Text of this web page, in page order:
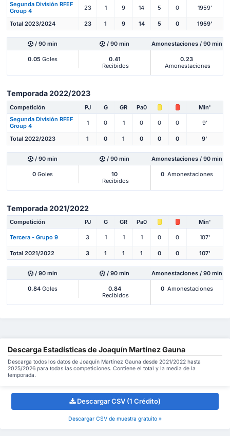
Segunda División RFEF
Group 4
23 1 9 14 5 0 1959'
Total 2023/2024 23 1 9 14 5 0 1959'
/ 90 min / 90 min Amonestaciones / 90 min
0.05 Goles
0.41
Recibidos
0.23
Amonestaciones
Temporada 2022/2023
Competición PJ G GR Pa0
Min'
Segunda División RFEF
Group 4
1 0 1 0 0 0 9'
Total 2022/2023 1 0 1 0 0 0 9'
/ 90 min / 90 min Amonestaciones / 90 min
0 Goles
10
Recibidos
0 Amonestaciones
Temporada 2021/2022
Competición PJ G GR Pa0 Min'
Tercera - Grupo 9 3 1 1 1 0 0 107'
Total 2021/2022 3 1 1 1 0 0 107'
/ 90 min / 90 min Amonestaciones / 90 min
0.84 Goles
0.84
Recibidos
0 Amonestaciones
Descarga Estadísticas de Joaquín Martínez Gauna
Descarga todos los datos de Joaquín Martínez Gauna desde 2021/2022 hasta
2025/2026 para todas las competiciones. Contiene el total y la media de la
temporada.
Descargar CSV (1 Crédito)
Descargar CSV de muestra gratuito »